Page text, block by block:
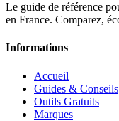
Le guide de référence
en France. Comparez,
Informations
Accueil
Guides & Conseils
Outils Gratuits
Marques